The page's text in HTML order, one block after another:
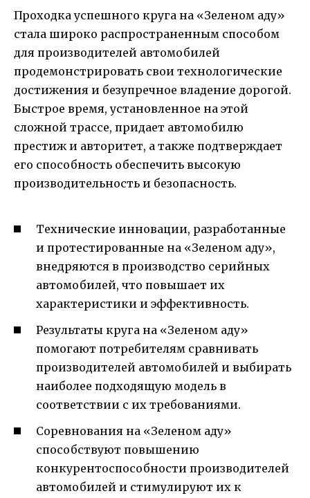
Проходка успешного круга на «Зеленом аду»
стала широко распространенным способом
для производителей автомобилей
продемонстрировать свои технологические
достижения и безупречное владение дорогой.
Быстрое время, установленное на этой
сложной трассе, придает автомобилю
престиж и авторитет, а также подтверждает
его способность обеспечить высокую
производительность и безопасность.
Технические инновации, разработанные
и протестированные на «Зеленом аду»,
внедряются в производство серийных
автомобилей, что повышает их
характеристики и эффективность.
Результаты круга на «Зеленом аду»
помогают потребителям сравнивать
производителей автомобилей и выбирать
наиболее подходящую модель в
соответствии с их требованиями.
Соревнования на «Зеленом аду»
способствуют повышению
конкурентоспособности производителей
автомобилей и стимулируют их к